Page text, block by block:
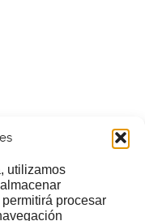
utilizamos
procesar